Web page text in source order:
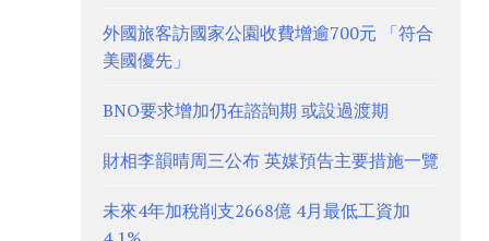
外國旅客訪國家公園收費增逾700元 「符合
美國優先」
BNO要求增加仍在諮詢期 或設過渡期
財相李韻晴周三公布 英媒預告主要措施一覽
未來4年加稅削支2668億 4月最低工資加